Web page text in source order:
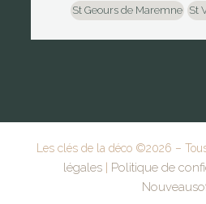
St Geours de Maremne St
Les clés de la déco ©2026 –
légales
Politique de